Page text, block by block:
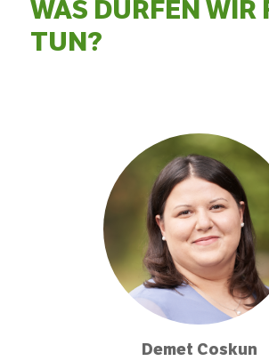
WAS DÜRFEN WIR
TUN?
Demet Coskun